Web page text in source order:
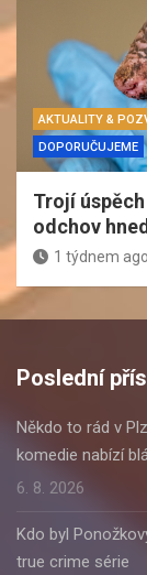
AKTUALITY &
DOPORUČUJEME
Trojí
odchov
1 týdnem ago
Poslední
Někdo to rád v
komedie nabízí
6. 8. 2026
Kdo byl
true crime série